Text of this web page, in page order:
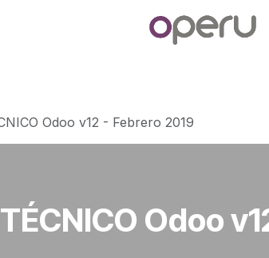
Odoo v12 - Febrero 2019
Odoo